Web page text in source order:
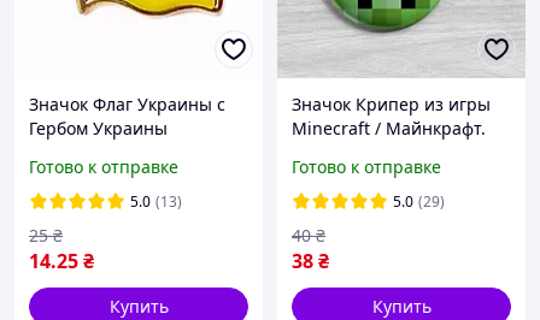
Значок Флаг Украины с
Гербом Украины
эмалированный
Готово к отправке
5.0 (13)
14.25₴
25 ₴
Купить
Значок Крипер из игры
Minecraft / Майнкрафт.
Готово к отправке
5.0 (29)
38₴
40 ₴
Купить